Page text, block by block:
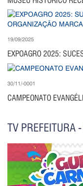
19/09/2025
EXPOAGRO 2025:
30/11/-0001
CAMPEONATO
TV PREFEITURA